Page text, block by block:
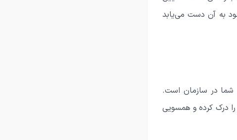
به آن دست می‌یابد
شما در سازمان است.
درک کرده و همسویی